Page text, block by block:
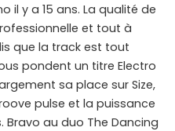
il y a 15 ans. La qualité de
et tout à
que la track est tout
pondent un titre Electro
sa place sur Size,
pulse et la puissance
au duo The Dancing